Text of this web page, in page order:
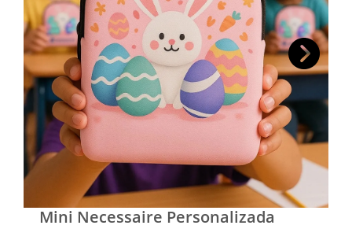
Mini Necessaire Personalizada